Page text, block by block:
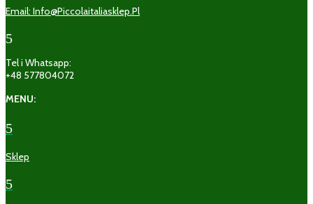
Email: Info@piccolaitaliasklep.pl
5
Tel i Whatsapp:
+48 577804072
MENU:
5
Sklep
5